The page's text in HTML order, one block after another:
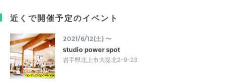
近くで開催予定のイベント
2021/6/12(土) 〜
studio power spot
岩手県北上市大堤北2-9-23